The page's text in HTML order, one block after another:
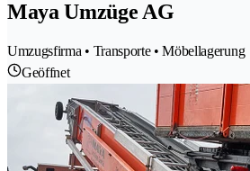
Maya Umzüge AG
Umzugsfirma • Transporte • Möbellagerung
Geöffnet